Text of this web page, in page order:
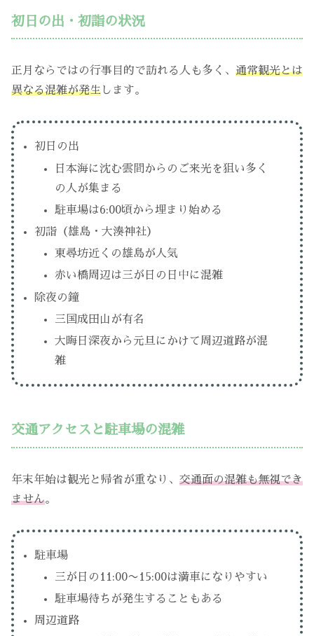
初日の出・初詣の状況
正月ならではの行事目的で訪れる人も多く、 通常観光とは
異なる混雑が発生 します。
初日の出
日本海に沈む雲間からのご来光を狙い多く
の人が集まる
駐車場は6:00頃から埋まり始める
初詣（雄島・大湊神社）
東尋坊近くの雄島が人気
赤い橋周辺は三が日の日中に混雑
除夜の鐘
三国成田山が有名
大晦日深夜から元旦にかけて周辺道路が混
雑
交通アクセスと駐車場の混雑
年末年始は観光と帰省が重なり、 交通面の混雑も無視でき
ません。
駐車場
三が日の11:00〜15:00は満車になりやすい
駐車場待ちが発生することもある
周辺道路